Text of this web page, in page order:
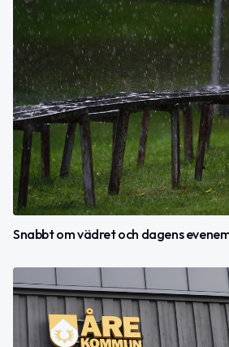
Snabbt om vädret och dagens